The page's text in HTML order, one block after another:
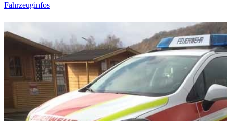
Fahrzeuginfos